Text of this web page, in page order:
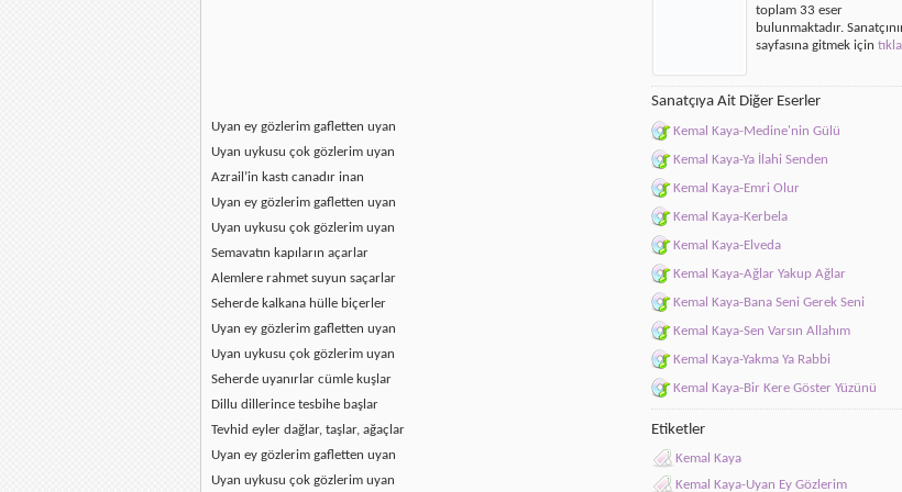
Uyan ey gözlerim gafletten uyan
Uyan uykusu çok gözlerim uyan
Azrail’in kastı canadır inan
Uyan ey gözlerim gafletten uyan
Uyan uykusu çok gözlerim uyan
Semavatın kapıların açarlar
Alemlere rahmet suyun saçarlar
Seherde kalkana hülle biçerler
Uyan ey gözlerim gafletten uyan
Uyan uykusu çok gözlerim uyan
Seherde uyanırlar cümle kuşlar
Dillu dillerince tesbihe başlar
Tevhid eyler dağlar, taşlar, ağaçlar
Uyan ey gözlerim gafletten uyan
Uyan uykusu çok gözlerim uyan
toplam 33 eser
bulunmaktadır.
sayfasına gitmek için
Sanatçıya Ait Diğer Eserler
Kemal Kaya-Medine'nin Gülü
Kemal Kaya-Ya İlahi Senden
Kemal Kaya-Emri Olur
Kemal Kaya-Kerbela
Kemal Kaya-Elveda
Kemal Kaya-Ağlar Yakup Ağlar
Kemal Kaya-Bana Seni Gerek Seni
Kemal Kaya-Sen Varsın Allahım
Kemal Kaya-Yakma Ya Rabbi
Kemal Kaya-Bir Kere Göster Yüzünü
Etiketler
Kemal Kaya
Kemal Kaya-Uyan Ey Gözlerim